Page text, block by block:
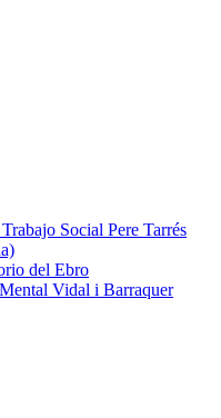
Social Pere Tarrés
del Ebro
Vidal i Barraquer